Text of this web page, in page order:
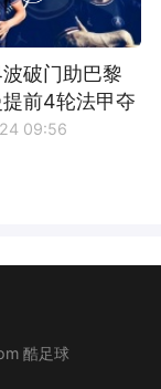
破门助巴黎
前4轮法甲夺
09:56
酷足球